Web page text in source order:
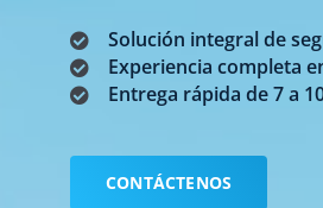
Solución integral de
Experiencia completa
Entrega rápida de 7 a
CONTÁCTENOS